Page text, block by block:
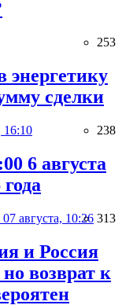
253
энергетику
сделки
16:10 238
6 августа
07 августа, 10:26 313
и Россия
возврат к